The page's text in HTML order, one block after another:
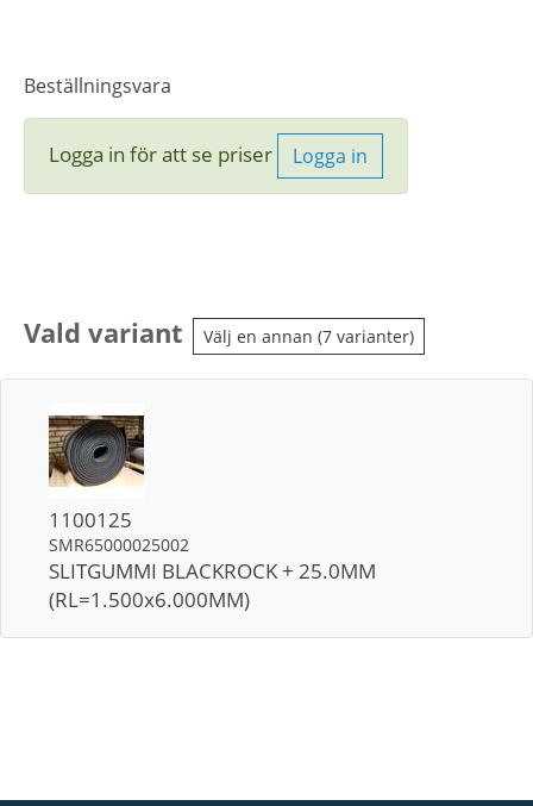
Beställningsvara
Logga in för att se priser Logga in
Vald variant Välj en annan (7 varianter)
1100125
SMR65000025002
SLITGUMMI BLACKROCK + 25.0MM
(RL=1.500x6.000MM)